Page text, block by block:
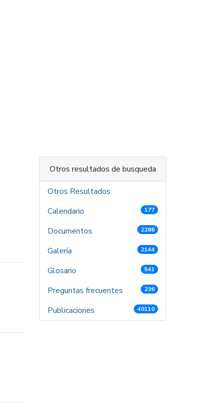
Otros resultados de busqueda
Otros Resultados
Calendario
177
Documentos 2286
Galería 2144
Glosario 541
Preguntas frecuentes 236
Publicaciones 40110